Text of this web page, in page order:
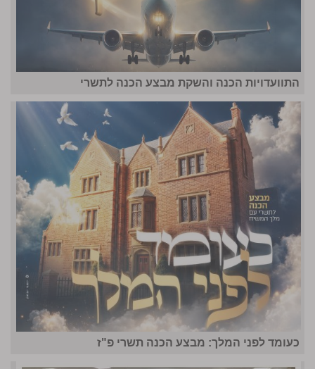
התוועדויות הכנה והשקת מבצע הכנה לתשרי
כעומד לפני המלך: מבצע הכנה תשרי פ"ז